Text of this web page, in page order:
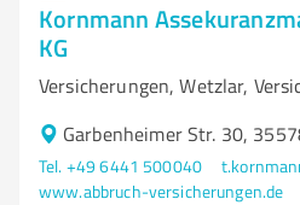
Kornmann
KG
Versicherungen, Wetzlar,
Garbenheimer Str. 30,
Tel. +49 6441 500040
www.abbruch-versicherungen.de